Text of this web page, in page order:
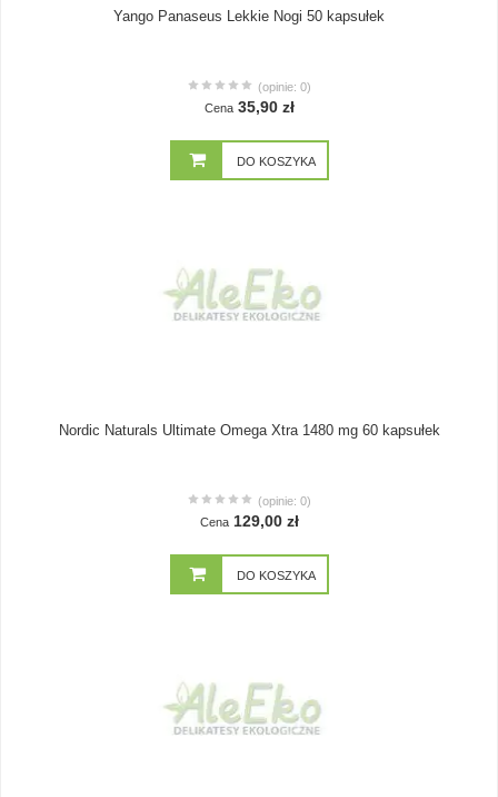
Yango Panaseus Lekkie Nogi 50 kapsułek
(opinie: 0)
Cena 35,90 zł
DO KOSZYKA
Nordic Naturals Ultimate Omega Xtra 1480 mg 60 kapsułek
(opinie: 0)
Cena 129,00 zł
DO KOSZYKA